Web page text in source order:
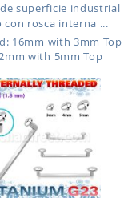
superficie industrial
con rosca interna ...
16mm with 3mm Top
with 5mm Top